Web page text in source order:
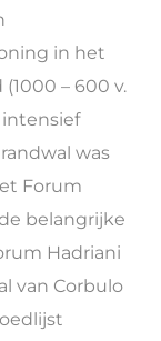
in het
– 600 v.
intensief
was
Forum
belangrijke
Hadriani
van Corbulo